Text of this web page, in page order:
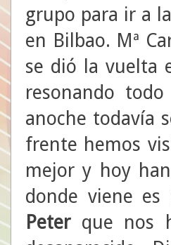
grupo para ir a
en Bilbao. Mª
se dió la vuelta
resonando
anoche todavía
frente hemos
mejor y hoy
donde viene
Peter que nos